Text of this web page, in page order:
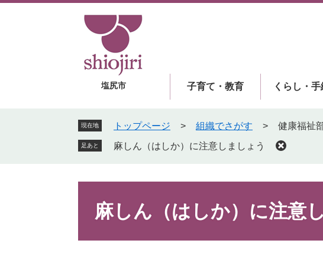
塩尻市 子育て・教育 くらし・手
現在地 トップページ > 組織でさがす > 健康福祉
足あと 麻しん（はしか）に注意しましょう
麻しん（はしか）に注意